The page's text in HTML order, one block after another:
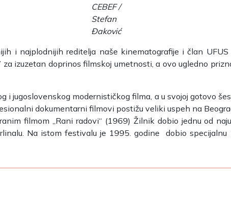
CEBEF /
Stefan
Đaković
i najplodnijih reditelja naše kinematografije i član UFUS
izuzetan doprinos filmskoj umetnosti, a ovo ugledno
i jugoslovenskog modernističkog filma, a u svojoj gotovo
dokumentarni filmovi postižu veliki uspeh na
filmom „Rani radovi“ (1969) Žilnik dobio jednu od
Na istom festivalu je 1995. godine dobio specijalnu